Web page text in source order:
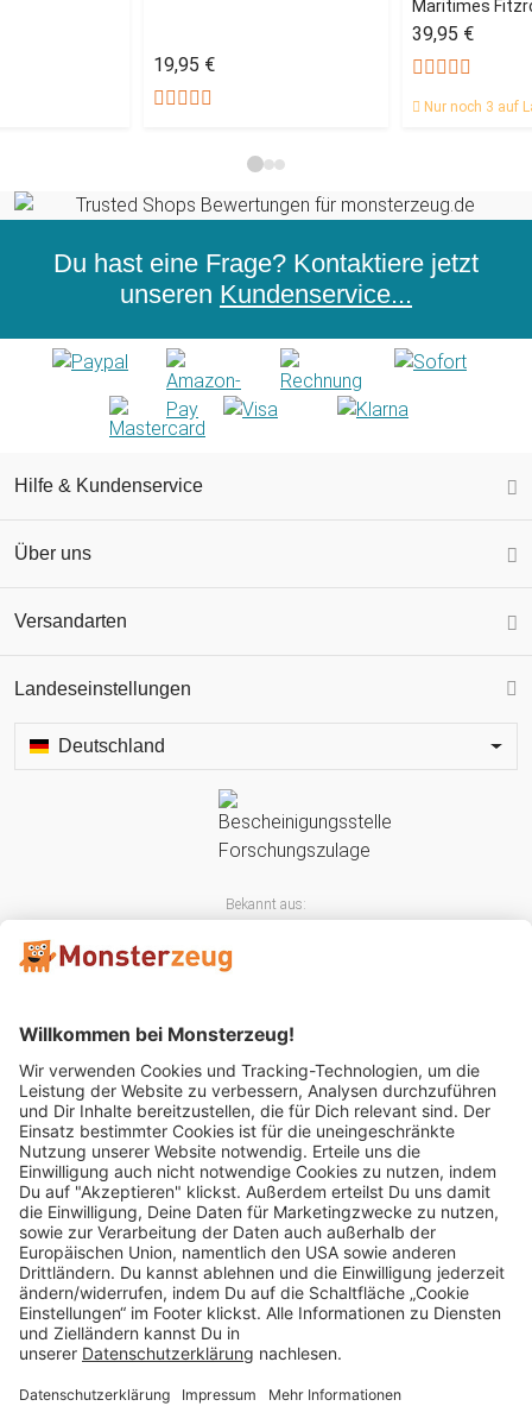
19,95 €
Maritimes
39,95 €
Nur noch 3 auf
Du hast eine Frage? Kontaktiere jetzt
unseren Kundenservice...
Hilfe & Kundenservice
Über uns
Versandarten
Landeseinstellungen
Deutschland
Bekannt aus:
Mitglied im:
Impressum AGB Widerrufsbelehrung